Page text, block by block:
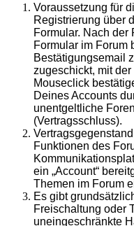
Voraussetzung für
Registrierung über
Formular. Nach
Formular im Forum
Bestätigungsemail
zugeschickt, mit
Mouseclick
Deines Accounts
unentgeltliche
(Vertragsschluss).
Funktionen des
ein „Account“
Themen im Forum
Es gibt
Freischaltung oder
uneingeschränkte